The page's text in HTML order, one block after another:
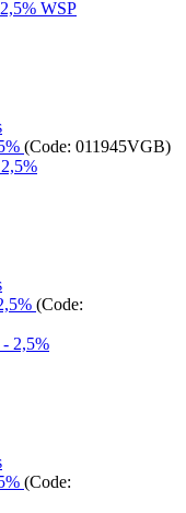
(Code: 011945VGB)
(Code:
(Code: